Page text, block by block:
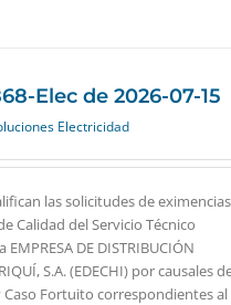
Elec de 2026-07-15
Electricidad
las solicitudes de eximencias
Calidad del Servicio Técnico
DE DISTRIBUCIÓN
S.A. (EDECHI) por causales
Caso Fortuito correspondientes al